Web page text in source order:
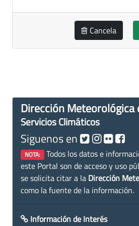
Cancela
Dirección Meteorológica
Servicios Climáticos
Siguenos en
NOTA: Todos los datos e
este Portal son de acceso y uso
se solicita citar a la Dirección
como la fuente de la información.
Información de Interés